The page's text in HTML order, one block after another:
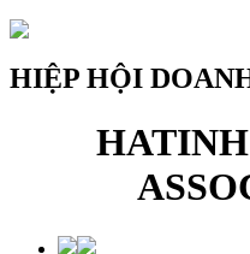
HIỆP HỘI
HATINH